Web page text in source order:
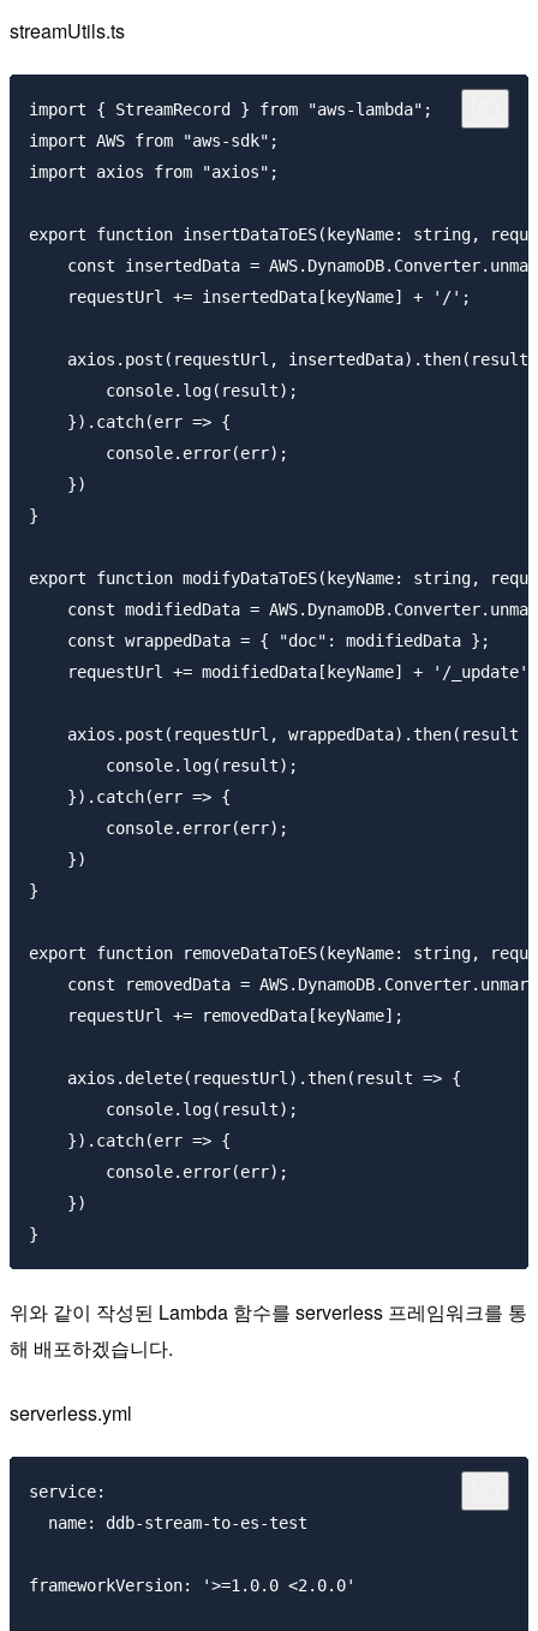
streamUtils.ts
import { StreamRecord } from "aws-lambda";
import AWS from "aws-sdk";
import axios from "axios";
export function insertDataToES(keyName: string,
const insertedData =
    requestUrl += insertedData[keyName] + '/';
axios.post(requestUrl, insertedData).then(result
        console.log(result);
    }).catch(err => {
        console.error(err);
    })
}
export function modifyDataToES(keyName: string,
const modifiedData =
    const wrappedData = { "doc": modifiedData };
    requestUrl += modifiedData[keyName] + '/_update';
axios.post(requestUrl, wrappedData).then(result
        console.log(result);
    }).catch(err => {
        console.error(err);
    })
}
export function removeDataToES(keyName: string,
const removedData =
    requestUrl += removedData[keyName];
    axios.delete(requestUrl).then(result => {
        console.log(result);
    }).catch(err => {
        console.error(err);
    })
위와 같이 작성된 Lambda 함수를 serverless 프레임워크를 통
해 배포하겠습니다.
serverless.yml
service:
  name: ddb-stream-to-es-test
frameworkVersion: '>=1.0.0 <2.0.0'